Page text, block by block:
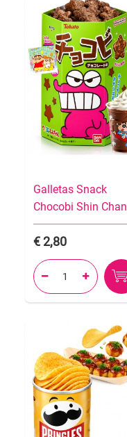
Galletas Snack
Chocobi Shin Chan
2,80
 